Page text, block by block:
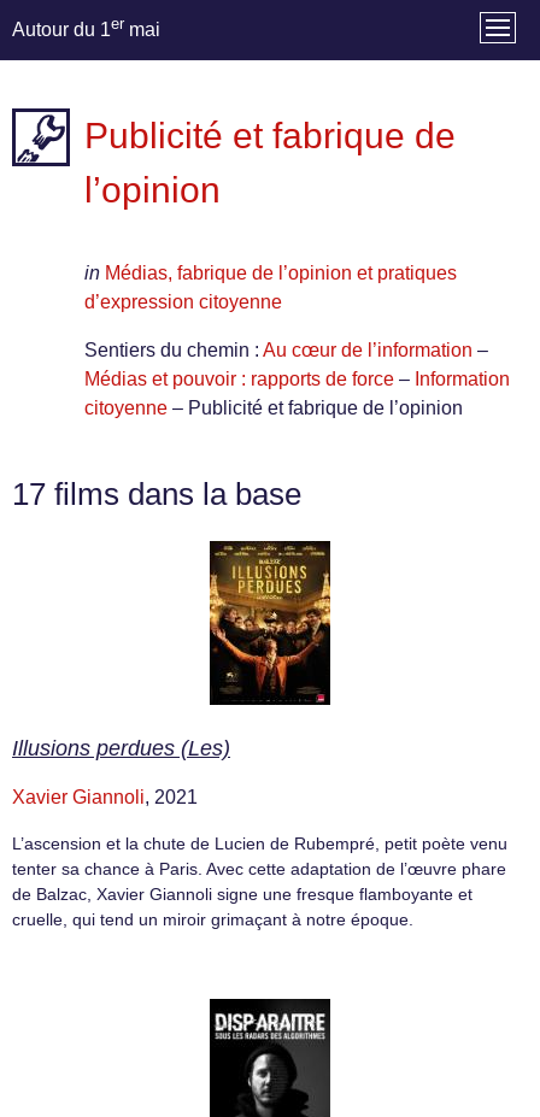
Autour du 1er mai
Publicité et fabrique de
l’opinion
in Médias, fabrique de l’opinion et pratiques
d’expression citoyenne
Sentiers du chemin : Au cœur de l’information –
Médias et pouvoir : rapports de force – Information
citoyenne – Publicité et fabrique de l’opinion
17 films dans la base
Illusions perdues (Les)
Xavier Giannoli, 2021
L’ascension et la chute de Lucien de Rubempré, petit poète venu
tenter sa chance à Paris. Avec cette adaptation de l’œuvre phare
de Balzac, Xavier Giannoli signe une fresque flamboyante et
cruelle, qui tend un miroir grimaçant à notre époque.